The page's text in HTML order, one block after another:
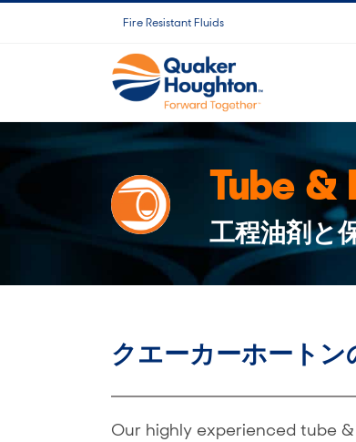
Fire Resistant Fluids
Tube &
工程油剤と
クエーカーホートン
Our highly experienced tube